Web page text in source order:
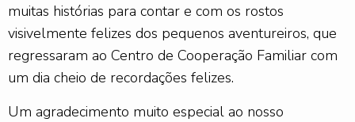
muitas histórias para contar e com os rostos
visivelmente felizes dos pequenos aventureiros, que
regressaram ao Centro de Cooperação Familiar com
um dia cheio de recordações felizes.
Um agradecimento muito especial ao nosso